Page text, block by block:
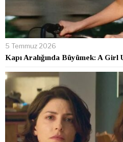
5 Temmuz 2026
Kapı Aralığında Büyümek: A Girl